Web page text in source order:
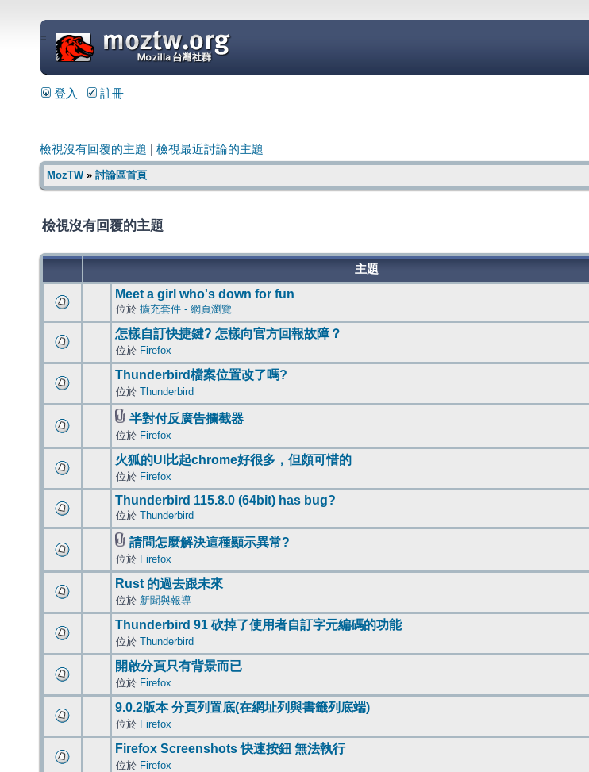
=
登入 註冊
檢視沒有回覆的主題 檢視最近討論的主題
MozTW» 討論區首頁
檢視沒有回覆的主題
主題
Meet a girl who's down for fun
位於 擴充套件 - 網頁瀏覽
怎樣自訂快捷鍵? 怎樣向官方回報故障？
位於 Firefox
Thunderbird檔案位置改了嗎?
位於 Thunderbird
半對付反廣告攔截器
位於 Firefox
火狐的UI比起chrome好很多，但頗可惜的
位於 Firefox
Thunderbird 115.8.0 (64bit) has bug?
位於 Thunderbird
請問怎麼解決這種顯示異常?
位於 Firefox
Rust 的過去跟未來
位於 新聞與報導
Thunderbird 91 砍掉了使用者自訂字元編碼的功能
位於 Thunderbird
開啟分頁只有背景而已
位於 Firefox
9.0.2版本 分頁列置底(在網址列與書籤列底端)
位於 Firefox
Firefox Screenshots 快速按鈕 無法執行
位於 Firefox